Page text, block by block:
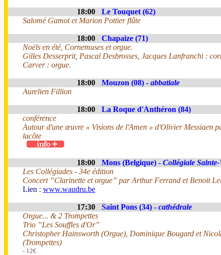
18:00
Le Touquet (62)
Salomé Gamot et Marion Pottier flûte
18:00
Chapaize (71)
Noëls en été, Cornemuses et orgue.
Gilles Desserprit, Pascal Desbrosses, Jacques Lanfranchi :
Carver : orgue.
18:00 Mouzon (08) - abbatiale
Aurelien Fillion
18:00
La Roque d'Anthéron (84)
conférence
Autour d'une œuvre « Visions de l'Amen » d'Olivier Messiaen
lacôte
18:00 Mons (Belgique) - Collégiale
Les Collégiades - 34e édition
Concert ”Clarinette et orgue” par Arthur Ferrand et Benoit
Lien : www.waudru.be
17:30 Saint Pons (34) - cathédrale
Orgue... & 2 Trompettes
Trio ”Les Souffles d'Or”
Christopher Hainsworth (Orgue), Dominique Bougard et
(Trompettes)
- 12€